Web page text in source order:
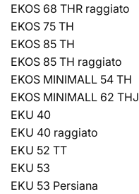
EKOS 68 THR raggiato
EKOS 75 TH
EKOS 85 TH
EKOS 85 TH raggiato
EKOS MINIMALL 54 TH
EKOS MINIMALL 62 THJ
EKU 40
EKU 40 raggiato
EKU 52 TT
EKU 53
EKU 53 Persiana